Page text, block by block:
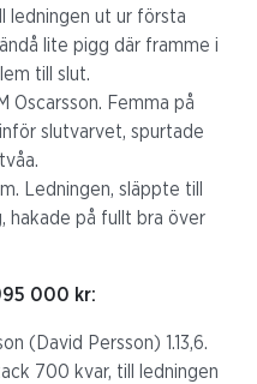
ledningen ut ur första
lite pigg där framme i
till slut.
Oscarsson. Femma på
slutvarvet, spurtade
Ledningen, släppte till
hakade på fullt bra över
000 kr:
(David Persson) 1.13,6.
700 kvar, till ledningen